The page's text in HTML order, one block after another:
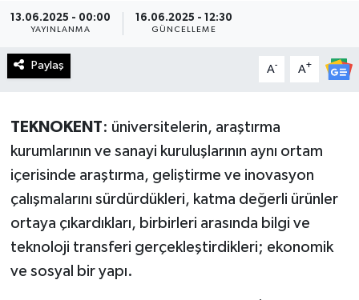
13.06.2025 - 00:00
YAYINLANMA
16.06.2025 - 12:30
GÜNCELLEME
Paylaş A- A+
TEKNOKENT: üniversitelerin, araştırma
kurumlarının ve sanayi kuruluşlarının aynı ortam
içerisinde araştırma, geliştirme ve inovasyon
çalışmalarını sürdürdükleri, katma değerli ürünler
ortaya çıkardıkları, birbirleri arasında bilgi ve
teknoloji transferi gerçekleştirdikleri; ekonomik
ve sosyal bir yapı.
Haberde İnsan
Kültür Sanat
Manşet Altı
Manşetler
Resmi İlan
Sağlık